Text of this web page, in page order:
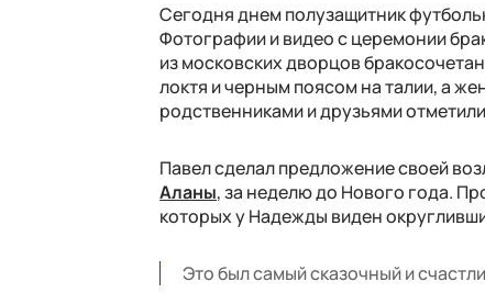
Сегодня днем полузащитник
Фотографии и видео с церемонии
из московских дворцов
локтя и черным поясом на талии, а
родственниками и друзьями
Павел сделал предложение своей
Аланы, за неделю до Нового года.
которых у Надежды виден
Это был самый сказочный и